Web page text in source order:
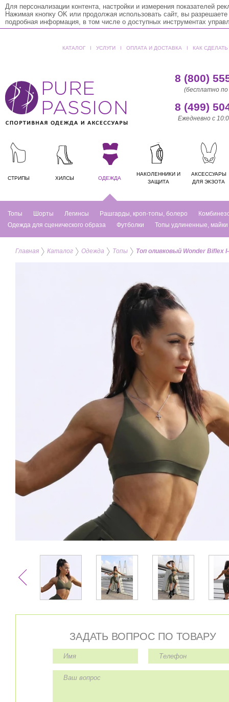
Для персонализации контента, настройки и измерения показателей
Нажимая кнопку OK или продолжая использовать сайт, вы
подробная информация, в том числе о доступных инструментах
КАТАЛОГ ǀ УСЛУГИ ǀ ОПЛАТА И ДОСТАВКА ǀ КАК СДЕЛАТЬ
8 (800)
(бесплатно по
8 (499)
Ежедневно с
СТРИПЫ ХИЛСЫ ОДЕЖДА
НАКОЛЕННИКИ И
ЗАЩИТА
АКСЕССУАРЫ
ДЛЯ ЭКЗОТА
Топы Шорты Легинсы Рашгарды, кроп-топы, болеро
Одежда для сценического образа
Футболки Топы удлиненные, майки
Главная Каталог Одежда Топы Топ оливковый Wonder Biflex
ЗАДАТЬ ВОПРОС ПО ТОВАРУ